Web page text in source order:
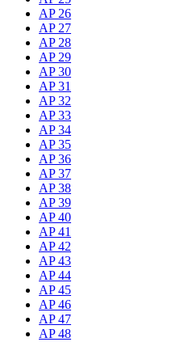
AP 26
AP 27
AP 28
AP 29
AP 30
AP 31
AP 32
AP 33
AP 34
AP 35
AP 36
AP 37
AP 38
AP 39
AP 40
AP 41
AP 42
AP 43
AP 44
AP 45
AP 46
AP 47
AP 48